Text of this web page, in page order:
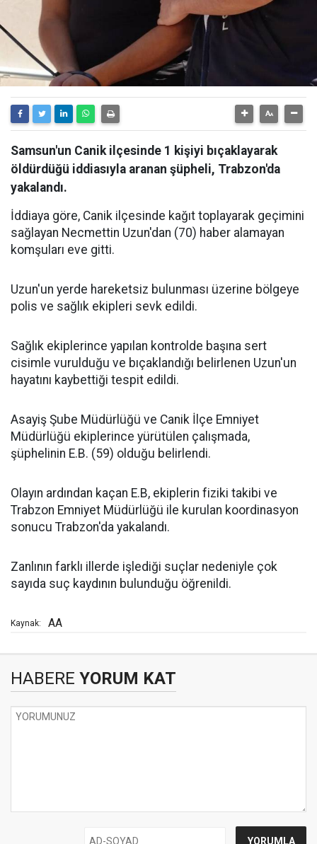
Samsun'un Canik ilçesinde 1 kişiyi bıçaklayarak
öldürdüğü iddiasıyla aranan şüpheli, Trabzon'da
yakalandı.
İddiaya göre, Canik ilçesinde kağıt toplayarak geçimini
sağlayan Necmettin Uzun'dan (70) haber alamayan
komşuları eve gitti.
Uzun'un yerde hareketsiz bulunması üzerine bölgeye
polis ve sağlık ekipleri sevk edildi.
Sağlık ekiplerince yapılan kontrolde başına sert
cisimle vurulduğu ve bıçaklandığı belirlenen Uzun'un
hayatını kaybettiği tespit edildi.
Asayiş Şube Müdürlüğü ve Canik İlçe Emniyet
Müdürlüğü ekiplerince yürütülen çalışmada,
şüphelinin E.B. (59) olduğu belirlendi.
Olayın ardından kaçan E.B, ekiplerin fiziki takibi ve
Trabzon Emniyet Müdürlüğü ile kurulan koordinasyon
sonucu Trabzon'da yakalandı.
Zanlının farklı illerde işlediği suçlar nedeniyle çok
sayıda suç kaydının bulunduğu öğrenildi.
Kaynak: AA
HABERE YORUM KAT